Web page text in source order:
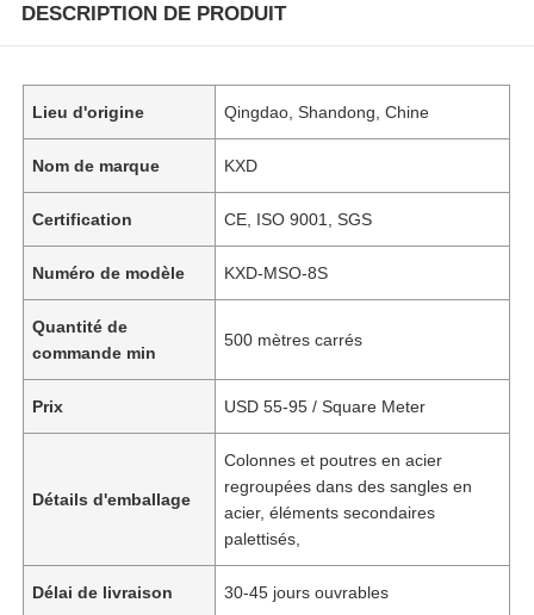
DESCRIPTION DE PRODUIT
Lieu d'origine Qingdao, Shandong, Chine
Nom de marque KXD
Certification CE, ISO 9001, SGS
Numéro de modèle KXD-MSO-8S
Quantité de
commande min
500 mètres carrés
Prix USD 55-95 / Square Meter
Détails d'emballage
Colonnes et poutres en acier
regroupées dans des sangles en
acier, éléments secondaires
palettisés,
Délai de livraison 30-45 jours ouvrables